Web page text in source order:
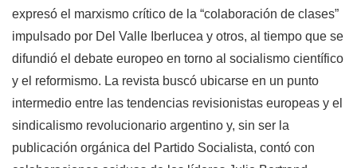
expresó el marxismo crítico de la “colaboración de clases”
impulsado por Del Valle Iberlucea y otros, al tiempo que se
difundió el debate europeo en torno al socialismo científico
y el reformismo. La revista buscó ubicarse en un punto
intermedio entre las tendencias revisionistas europeas y el
sindicalismo revolucionario argentino y, sin ser la
publicación orgánica del Partido Socialista, contó con